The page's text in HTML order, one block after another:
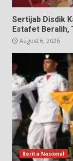
Sertijab Disdik
Estafet Beralih,
August 6, 2026
Berita Nasional